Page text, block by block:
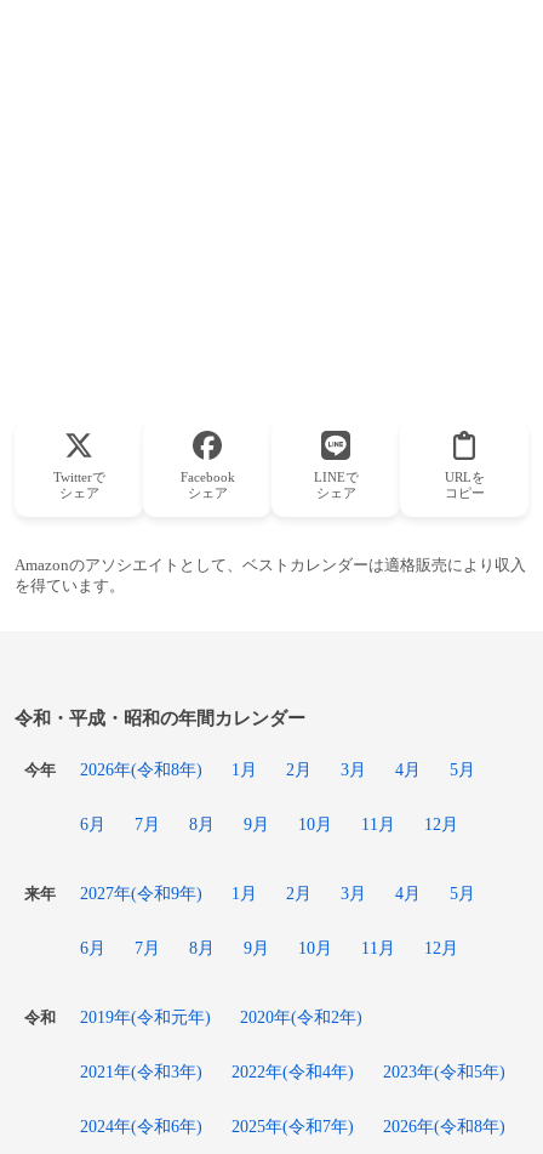
Twitterで
シェア
Facebook
シェア
LINEで
シェア
URLを
コピー
Amazonのアソシエイトとして、ベストカレンダーは適格販売により収入
を得ています。
令和・平成・昭和の年間カレンダー
今年 2026年(令和8年) 1月 2月 3月 4月 5月
6月 7月 8月 9月 10月 11月 12月
来年 2027年(令和9年) 1月 2月 3月 4月 5月
6月 7月 8月 9月 10月 11月 12月
令和 2019年(令和元年) 2020年(令和2年)
2021年(令和3年) 2022年(令和4年) 2023年(令和5年)
2024年(令和6年) 2025年(令和7年) 2026年(令和8年)